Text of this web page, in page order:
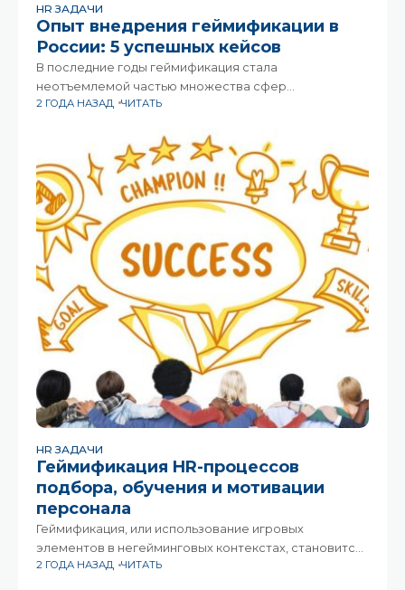
HR ЗАДАЧИ
Опыт внедрения геймификации в
России: 5 успешных кейсов
В последние годы геймификация стала
неотъемлемой частью множества сфер
деятельности, от образования до маркетинга. В
с каждым днем все больше компаний и
2 ГОДА НАЗАД ЧИТАТЬ
HR ЗАДАЧИ
Геймификация HR-процессов
подбора, обучения и мотивации
персонала
Геймификация, или использование игровых
элементов в негейминговых контекстах, становится
все более популярным инструментом для улучшения
2 ГОДА НАЗАД ЧИТАТЬ